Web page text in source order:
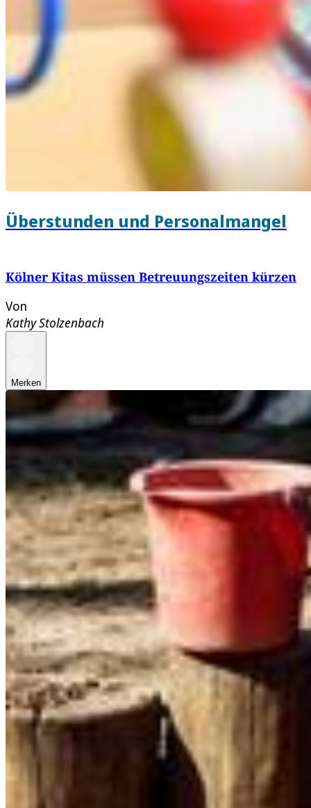
Überstunden und Personalmangel
Kölner Kitas müssen Betreuungszeiten kürzen
Von
Kathy Stolzenbach
Merken